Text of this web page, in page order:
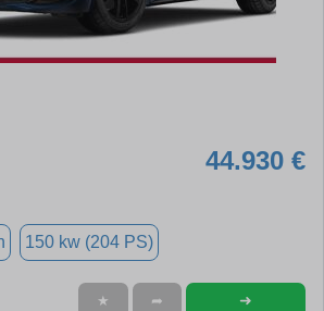
44.930 €
150 kw (204 PS)
★ ➦ ➜